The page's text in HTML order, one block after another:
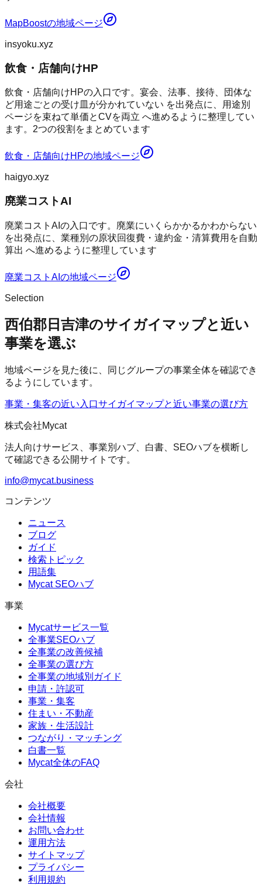
MapBoostの地域ページ
insyoku.xyz
飲食・店舗向けHP
飲食・店舗向けHPの入口です。宴会、法事、接待、団体な
ど用途ごとの受け皿が分かれていない を出発点に、用途別
ページを束ねて単価とCVを両立 へ進めるように整理してい
ます。2つの役割をまとめています
飲食・店舗向けHPの地域ページ
haigyo.xyz
廃業コストAI
廃業コストAIの入口です。廃業にいくらかかるかわからない
を出発点に、業種別の原状回復費・違約金・清算費用を自動
算出 へ進めるように整理しています
廃業コストAI の地域ページ
Selection
西伯郡日吉津のサイガイマップと近い
事業を選ぶ
地域ページを見た後に、同じグループの事業全体を確認でき
るようにしています。
事業・集客の近い入口サイガイマップと近い事業の選び方
株式会社Mycat
法人向けサービス、事業別ハブ、白書、SEOハブを横断し
て確認できる公開サイトです。
info@mycat.business
コンテンツ
ニュース
ブログ
ガイド
検索トピック
用語集
Mycat SEOハブ
事業
Mycatサービス一覧
全事業SEOハブ
全事業の改善候補
全事業の選び方
全事業の地域別ガイド
申請・許認可
事業・集客
住まい・不動産
家族・生活設計
つながり・マッチング
白書一覧
Mycat全体のFAQ
会社
会社概要
会社情報
お問い合わせ
運用方法
サイトマップ
プライバシー
利用規約